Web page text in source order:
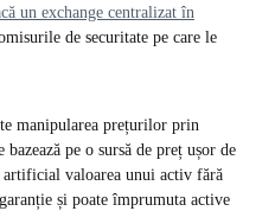
un exchange centralizat în
de securitate pe care le
manipularea prețurilor prin
pe o sursă de preț ușor de
valoarea unui activ fără
și poate împrumuta active